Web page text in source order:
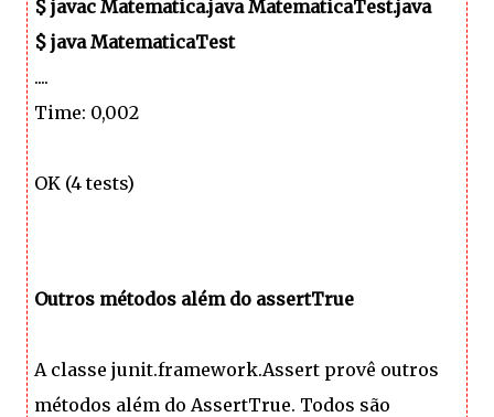
$ javac Matematica.java MatematicaTest.java
$ java MatematicaTest
....
Time: 0,002
OK (4 tests)
Outros métodos além do assertTrue
A classe junit.framework.Assert provê outros
métodos além do AssertTrue. Todos são